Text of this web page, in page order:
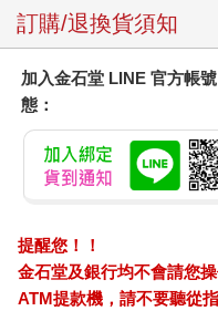
訂購/退換貨須知
加入金石堂 LINE 官方帳
態：
提醒您！！
金石堂及銀行均不會請您
ATM提款機，請不要聽從